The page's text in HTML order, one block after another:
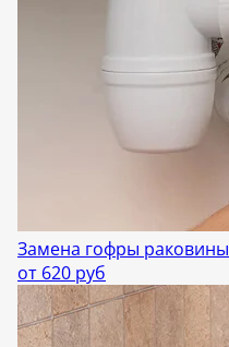
Замена гофры раковины
от 620 руб